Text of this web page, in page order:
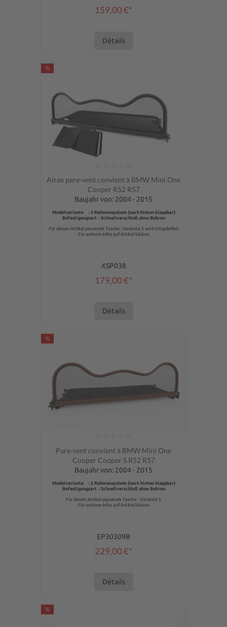
159,00 €*
Détails
%
Note moyenne de 0 sur 5 étoiles
Airax pare-vent convient à BMW Mini One
Cooper R52 R57
Baujahr von: 2004 - 2015
Modelvariante : 2 Rahmensystem (nach hinten klappbar)
Befestigungsart : Schnellverschluß ohne Bohren
Für diesen Artikel passende Tasche : Variante 5 wird mitgeliefert
Für weitere Infos auf Artikel klicken
XSP038
179,00 €*
Détails
%
Note moyenne de 0 sur 5 étoiles
Pare-vent convient à BMW Mini One
Cooper Cooper S R52 R57
Baujahr von: 2004 - 2015
Modelvariante : 2 Rahmensystem (nach hinten klappbar)
Befestigungsart : Schnellverschluß ohne Bohren
Für diesen Artikel passende Tasche : Variante 5
Für weitere Infos auf Artikel klicken
EP30309B
229,00 €*
Détails
%